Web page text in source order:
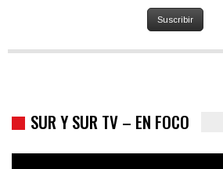
SUR Y SUR TV – EN FOCO